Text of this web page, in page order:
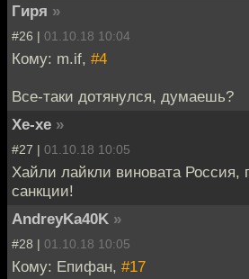
Гиря »
#26 | 01.10.18 10:04
Кому: m.if, #4
Все-таки дотянулся, думаешь?
Хе-хе »
#27 | 01.10.18 10:05
Хайли лайкли виновата Россия,
санкции!
AndreyKa40K »
#28 | 01.10.18 10:05
Кому: Епифан, #17